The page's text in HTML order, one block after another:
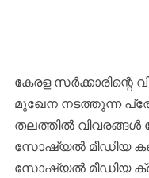
കേരള
മുഖേന നടത്തുന്ന
തലത്തിൽ വിവരങ്ങൾ
സോഷ്യൽ മീഡിയ
സോഷ്യൽ മീഡിയ